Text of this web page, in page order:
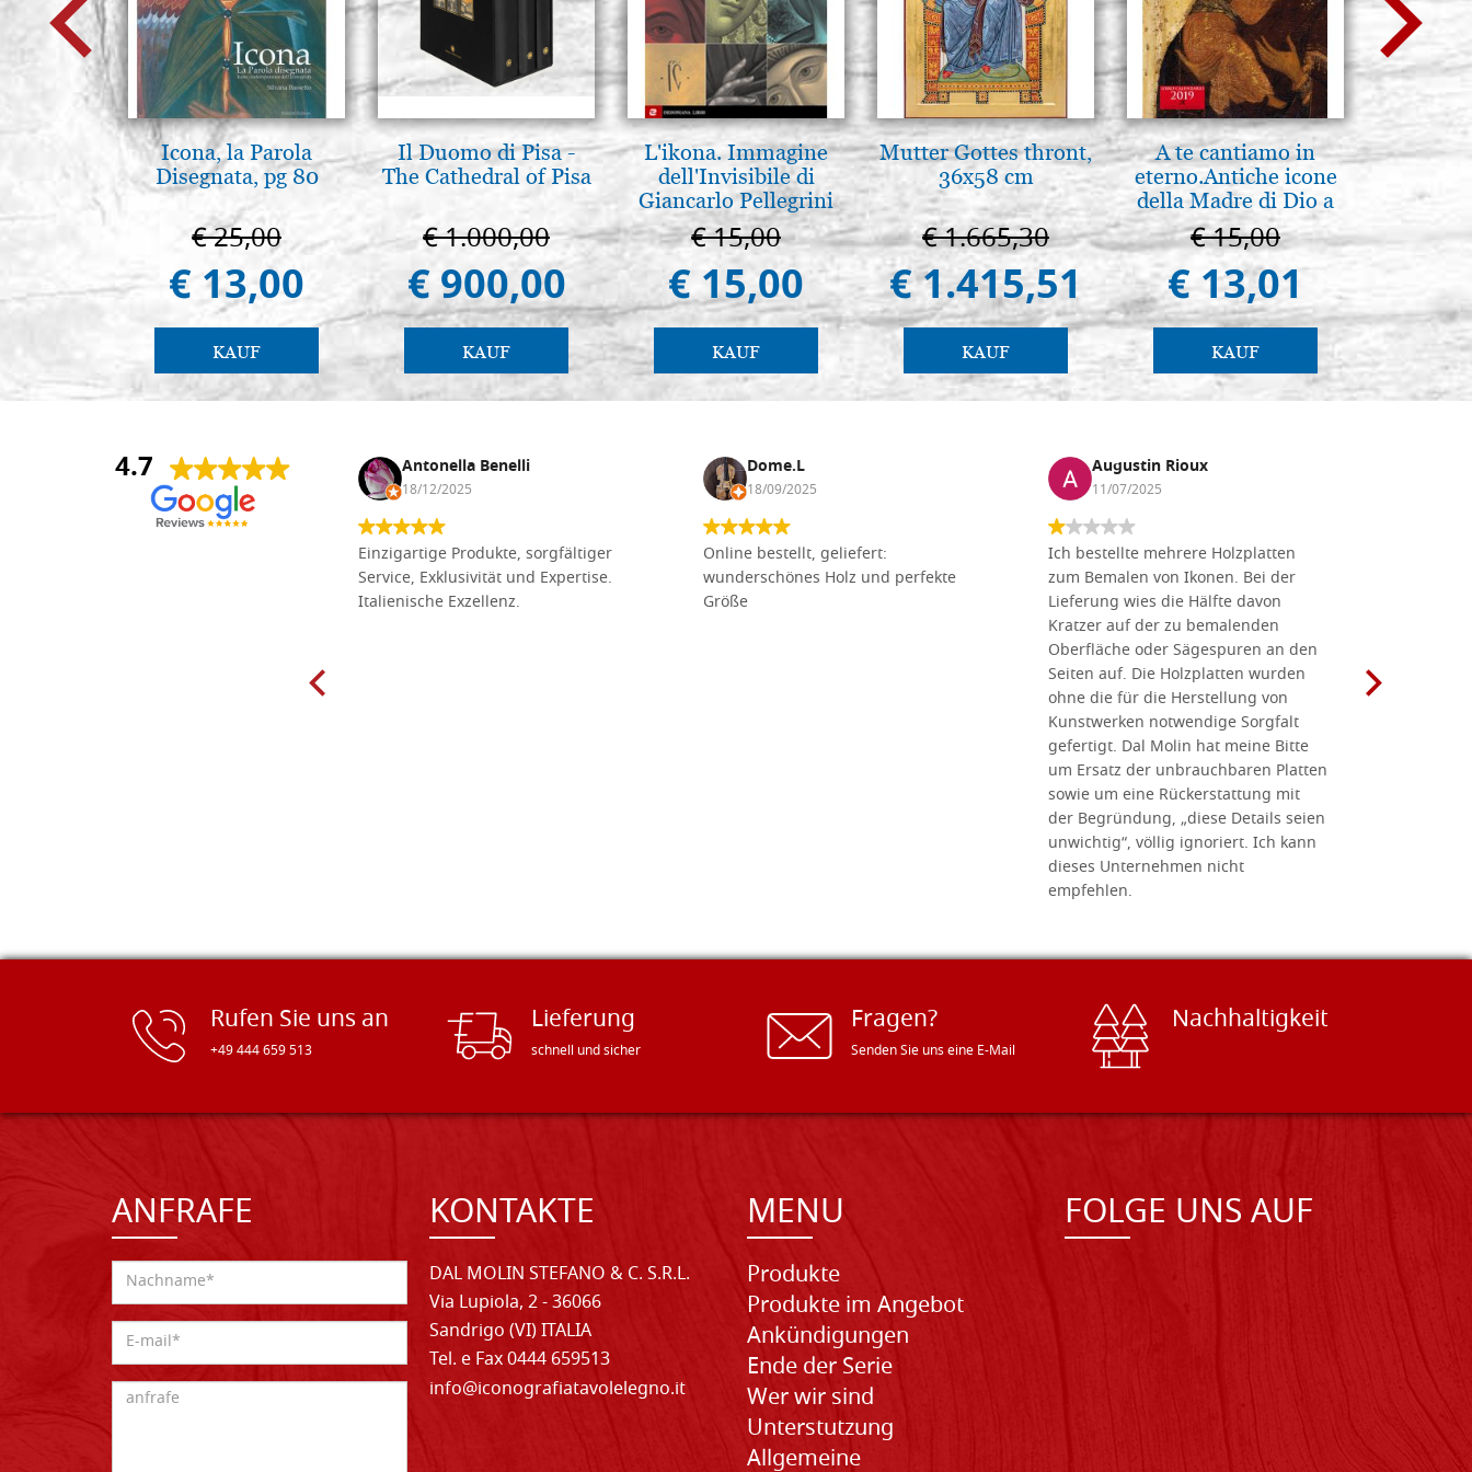
Icona, la Parola
Disegnata, pg 80
€ 25,00
€ 13,00
KAUF
Il Duomo di Pisa -
The Cathedral of Pisa
€ 1.000,00
€ 900,00
KAUF
L'ikona. Immagine
dell'Invisibile di
Giancarlo Pellegrini
€ 15,00
€ 15,00
KAUF
Mutter Gottes thront,
36x58 cm
€ 1.665,30
€ 1.415,51
KAUF
A te cantiamo in
eterno.Antiche icone
della Madre di Dio a
Vladimir e Suzdal
(libro-cal. 2019)
€ 15,00
€ 13,01
KAUF
€
4.7
Anna Maria Negri Antonella Benelli
18/12/2025
Einzigartige Produkte, sorgfältiger
Service, Exklusivität und Expertise.
Italienische Exzellenz.
Dome.L
18/09/2025
Online bestellt, geliefert:
wunderschönes Holz und perfekte
Größe
Augustin Rioux
11/07/2025
Ich bestellte mehrere Holzplatten
zum Bemalen von Ikonen. Bei der
Lieferung wies die Hälfte davon
Kratzer auf der zu bemalenden
Oberfläche oder Sägespuren an den
Seiten auf. Die Holzplatten wurden
ohne die für die Herstellung von
Kunstwerken notwendige Sorgfalt
gefertigt. Dal Molin hat meine Bitte
um Ersatz der unbrauchbaren Platten
sowie um eine Rückerstattung mit
der Begründung, „diese Details seien
unwichtig“, völlig ignoriert. Ich kann
dieses Unternehmen nicht
empfehlen.
Rufen Sie uns an
+49 444 659 513
Lieferung
schnell und sicher
Fragen?
Senden Sie uns eine E-Mail
Nachhaltigkeit
ANFRAFE KONTAKTE
DAL MOLIN STEFANO & C. S.R.L.
Via Lupiola, 2 - 36066
Sandrigo (VI) ITALIA
Tel. e Fax 0444 659513
info@iconografiatavolelegno.it
MENU
Produkte
Produkte im Angebot
Ankündigungen
Ende der Serie
Wer wir sind
Unterstutzung
Allgemeine
FOLGE UNS AUF